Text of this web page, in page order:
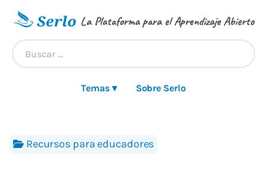
La Plataforma para el Aprendizaje Abierto
Temas ▾ Sobre Serlo
Recursos para educadores